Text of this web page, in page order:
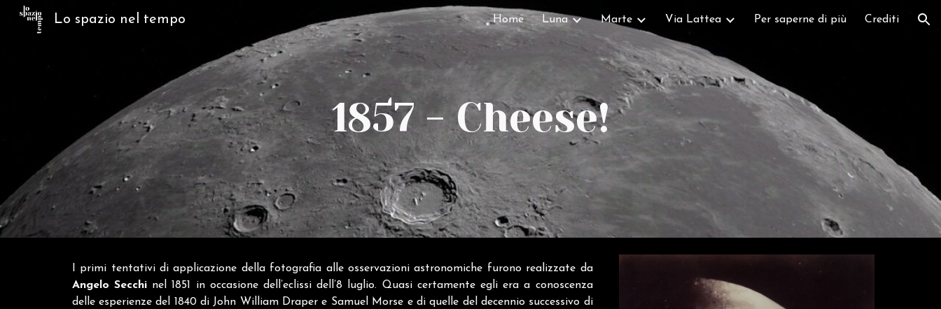
Skip to main content Skip to navigation
Lo spazio nel tempo Home Luna Marte Via Lattea Per saperne di più Crediti
1857 - Cheese!
I primi tentativi di applicazione della fotografia alle osservazioni astronomiche furono realizzate da
Angelo Secchi nel 1851 in occasione dell’eclissi dell’8 luglio. Quasi certamente egli era a conoscenza
delle esperienze del 1840 di John William Draper e Samuel Morse e di quelle del decennio successivo di